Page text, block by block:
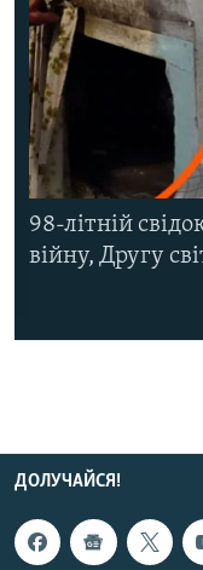
98-літній
війну, Другу
ДОЛУЧАЙСЯ!